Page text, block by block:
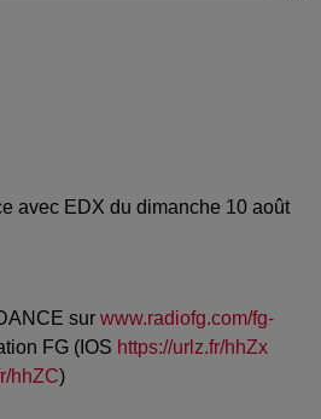
avec EDX du dimanche 10 août
sur www.radiofg.com/fg-
FG (IOS https://urlz.fr/hhZx
hhZC)